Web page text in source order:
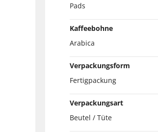
Pads
Kaffeebohne
Arabica
Verpackungsform
Fertigpackung
Verpackungsart
Beutel / Tüte